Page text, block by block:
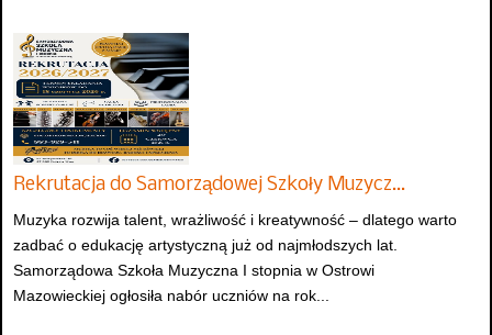
Rekrutacja do Samorządowej Szkoły Muzycz…
Muzyka rozwija talent, wrażliwość i kreatywność – dlatego warto
zadbać o edukację artystyczną już od najmłodszych lat.
Samorządowa Szkoła Muzyczna I stopnia w Ostrowi
Mazowieckiej ogłosiła nabór uczniów na rok...